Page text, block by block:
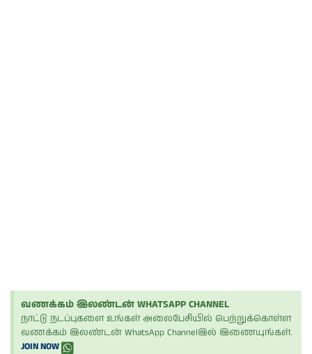
வணக்கம் இலண்டன் WHATSAPP CHANNEL
நாட்டு நடப்புகளை உங்கள் அலைபேசியில் பெற்றுக்கொள்ள
வணக்கம் இலண்டன் WhatsApp Channelஇல் இணையுங்கள்.
JOIN NOW